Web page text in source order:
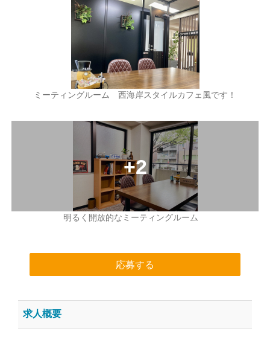
ミーティングルーム 西海岸スタイルカフェ風です！
明るく開放的なミーティングルーム
応募する
求人概要